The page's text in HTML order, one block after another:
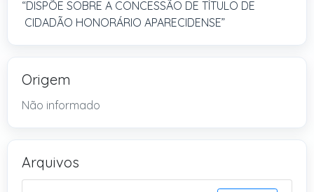
“DISPÕE SOBRE A CONCESSÃO DE TÍTULO DE
CIDADÃO HONORÁRIO APARECIDENSE”
Origem
Não informado
Arquivos